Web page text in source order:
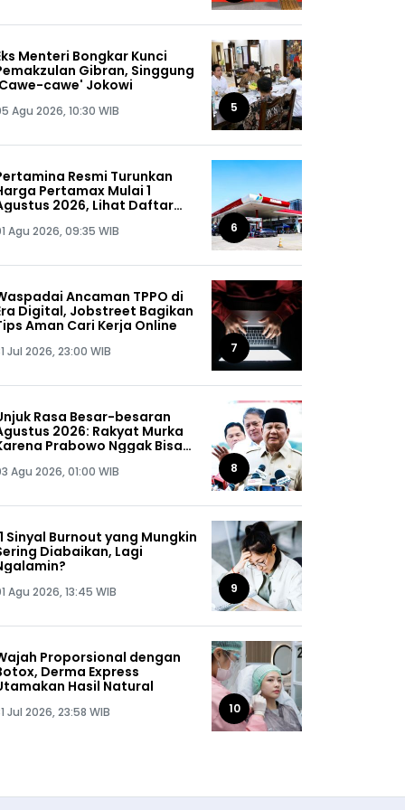
Menteri Bongkar Kunci
Gibran, Singgung
cawe' Jokowi
Agu 2026, 10:30 WIB 5
Resmi Turunkan
Pertamax Mulai 1
2026, Lihat Daftar
Agu 2026, 09:35 WIB 6
Ancaman TPPO di
Digital, Jobstreet Bagikan
Aman Cari Kerja Online
Jul 2026, 23:00 WIB 7
Rasa Besar-besaran
2026: Rakyat Murka
Prabowo Nggak Bisa
Agu 2026, 01:00 WIB 8
Sinyal Burnout yang Mungkin
Diabaikan, Lagi
Agu 2026, 13:45 WIB 9
Proporsional dengan
Derma Express
Hasil Natural
Jul 2026, 23:58 WIB 10